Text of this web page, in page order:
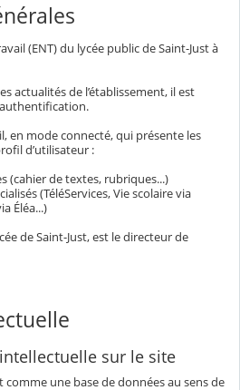
(ENT) du lycée public de Saint-Just à
actualités de l’établissement, il est
en mode connecté, qui présente les
d’utilisateur :
(cahier de textes, rubriques...)
(TéléServices, Vie scolaire via
Éléa...)
de Saint-Just, est le directeur de
sur le site
une base de données au sens de